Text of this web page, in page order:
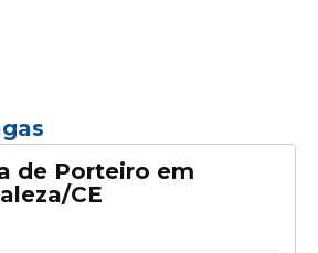
de Porteiro em
CE